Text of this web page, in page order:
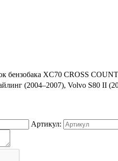
бензобака XC70 CROSS
(2004–2007), Volvo S80 II
Артикул: